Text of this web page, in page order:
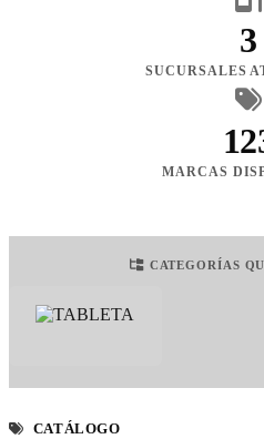
3
SUCURSALES
MARCAS
CATEGORÍAS
CATÁLOGO